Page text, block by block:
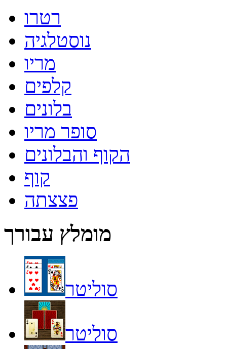
רטרו
נוסטלגיה
מריו
קלפים
בלונים
סופר מריו
הקוף והבלונים
קוף
פצצתה
מומלץ עבורך
סוליטר
סוליטר